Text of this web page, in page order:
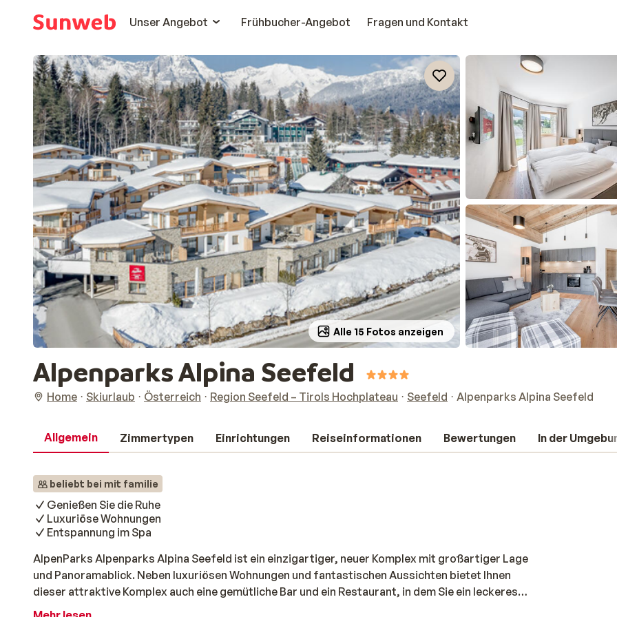
Unser Angebot
Frühbucher-Angebot Fragen und Kontakt
Alle 15 Fotos anzeigen
Alpenparks Alpina Seefeld
Home Skiurlaub Österreich Region Seefeld – Tirols Hochplateau Seefeld Alpenparks Alpina Seefeld
Allgemein Zimmertypen Einrichtungen Reiseinformationen Bewertungen In der
beliebt bei mit familie
Genießen Sie die Ruhe
Luxuriöse Wohnungen
Entspannung im Spa
AlpenParks Alpenparks Alpina Seefeld ist ein einzigartiger, neuer Komplex mit großartiger Lage
und Panoramablick. Neben luxuriösen Wohnungen und fantastischen Aussichten bietet Ihnen
dieser attraktive Komplex auch eine gemütliche Bar und ein Restaurant, in dem Sie ein leckeres
Frühstück genießen können. Alle Wohnungen sind geräumig und hübsch eingerichtet und